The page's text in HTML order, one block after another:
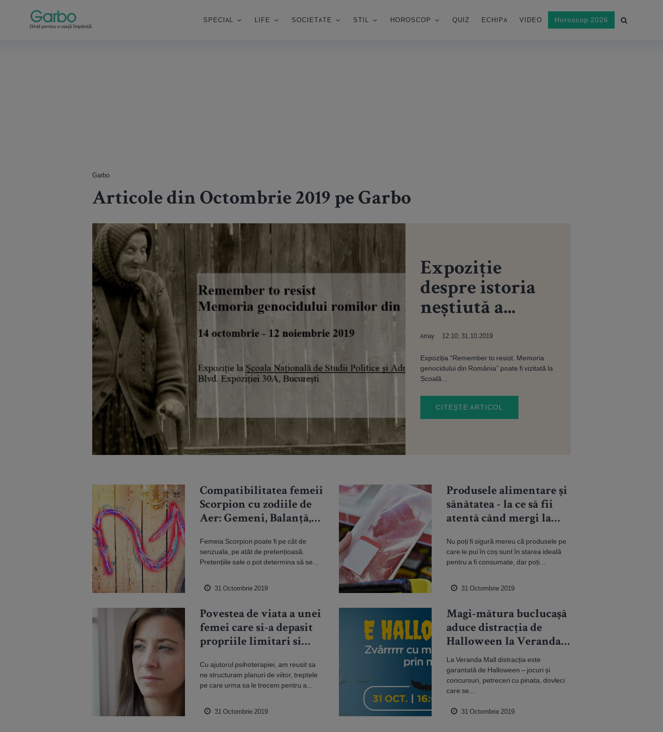
Ghid pentru o viață împlinită
SPECIAL LIFE SOCIETATE STIL HOROSCOP QUIZ ECHIPA VIDEO Horoscop 2026
Garbo
Articole din Octombrie 2019 pe Garbo
Expoziție
despre istoria
neștiută a...
Array 12:10, 31.10.2019
Expoziția “Remember to resist. Memoria
genocidului din România” poate fi vizitată la
Școală...
CITEȘTE ARTICOL
Compatibilitatea femeii
Scorpion cu zodiile de
Aer: Gemeni, Balanță,
Femeia Scorpion poate fi pe cât de
senzuala, pe atât de pretențioasă.
Pretențiile sale o pot determina să se...
31 Octombrie 2019
Produsele alimentare și
sănătatea - la ce să fii
atentă când mergi la
Nu poți fi sigură mereu că produsele pe
care le pui în coș sunt în starea ideală
pentru a fi consumate, dar poți...
31 Octombrie 2019
Povestea de viata a unei
femei care si-a depasit
propriile limitari si
Cu ajutorul psihoterapiei, am reusit sa
ne structuram planuri de viitor, treptele
pe care urma sa le trecem pentru a...
31 Octombrie 2019
Magi-mătura buclucașă
aduce distracția de
Halloween la Veranda
Mall
La Veranda Mall distracția este
garantată de Halloween – jocuri și
concursuri, petreceri cu pinata, dovleci
care se...
31 Octombrie 2019